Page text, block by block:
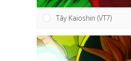
Tây Kaioshin (VT7)